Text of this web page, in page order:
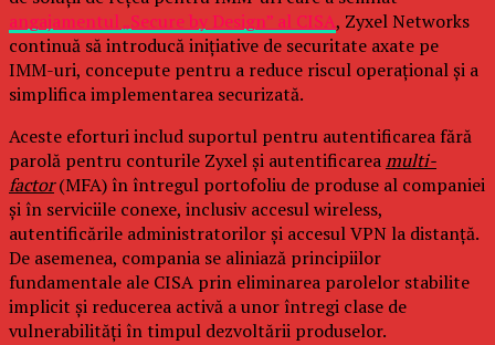
angajamentul „Secure by Design” al CISA, Zyxel Networks
continuă să introducă inițiative de securitate axate pe
IMM-uri, concepute pentru a reduce riscul operațional și a
simplifica implementarea securizată.
Aceste eforturi includ suportul pentru autentificarea fără
parolă pentru conturile Zyxel și autentificareamulti-
factor(MFA) în întregul portofoliu de produse al companiei
și în serviciile conexe, inclusiv accesul wireless,
autentificările administratorilor și accesul VPN la distanță.
De asemenea, compania se aliniază principiilor
fundamentale ale CISA prin eliminarea parolelor stabilite
implicit și reducerea activă a unor întregi clase de
vulnerabilități în timpul dezvoltării produselor.